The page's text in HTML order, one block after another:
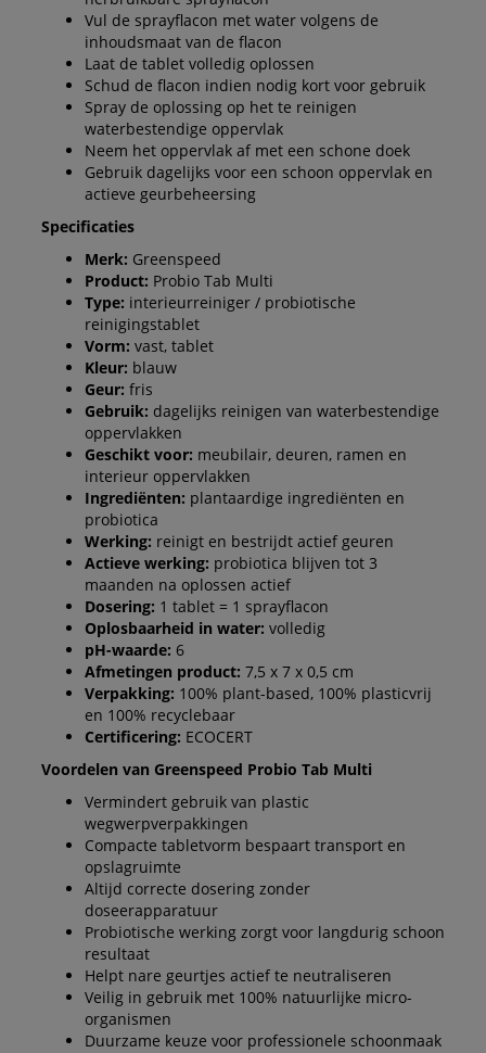
Vul de sprayflacon met water volgens de
inhoudsmaat van de flacon
Laat de tablet volledig oplossen
Schud de flacon indien nodig kort voor gebruik
Spray de oplossing op het te reinigen
waterbestendige oppervlak
Neem het oppervlak af met een schone doek
Gebruik dagelijks voor een schoon oppervlak en
actieve geurbeheersing
Specificaties
Merk: Greenspeed
Product: Probio Tab Multi
Type: interieurreiniger / probiotische
reinigingstablet
Vorm: vast, tablet
Kleur: blauw
Geur: fris
Gebruik: dagelijks reinigen van waterbestendige
oppervlakken
Geschikt voor: meubilair, deuren, ramen en
interieur oppervlakken
Ingrediënten: plantaardige ingrediënten en
probiotica
Werking: reinigt en bestrijdt actief geuren
Actieve werking: probiotica blijven tot 3
maanden na oplossen actief
Dosering: 1 tablet = 1 sprayflacon
Oplosbaarheid in water: volledig
pH-waarde: 6
Afmetingen product: 7,5 x 7 x 0,5 cm
Verpakking: 100% plant-based, 100% plasticvrij
en 100% recyclebaar
Certificering: ECOCERT
Voordelen van Greenspeed Probio Tab Multi
Vermindert gebruik van plastic
wegwerpverpakkingen
Compacte tabletvorm bespaart transport en
opslagruimte
Altijd correcte dosering zonder
doseerapparatuur
Probiotische werking zorgt voor langdurig schoon
resultaat
Helpt nare geurtjes actief te neutraliseren
Veilig in gebruik met 100% natuurlijke micro-
organismen
Duurzame keuze voor professionele schoonmaak